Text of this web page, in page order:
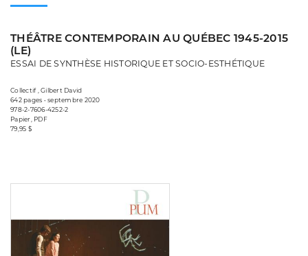
THÉÂTRE CONTEMPORAIN AU QUÉBEC 1945-2015
(LE)
ESSAI DE SYNTHÈSE HISTORIQUE ET SOCIO-ESTHÉTIQUE
Collectif , Gilbert David
642 pages • septembre 2020
978-2-7606-4252-2
Papier, PDF
79,95 $